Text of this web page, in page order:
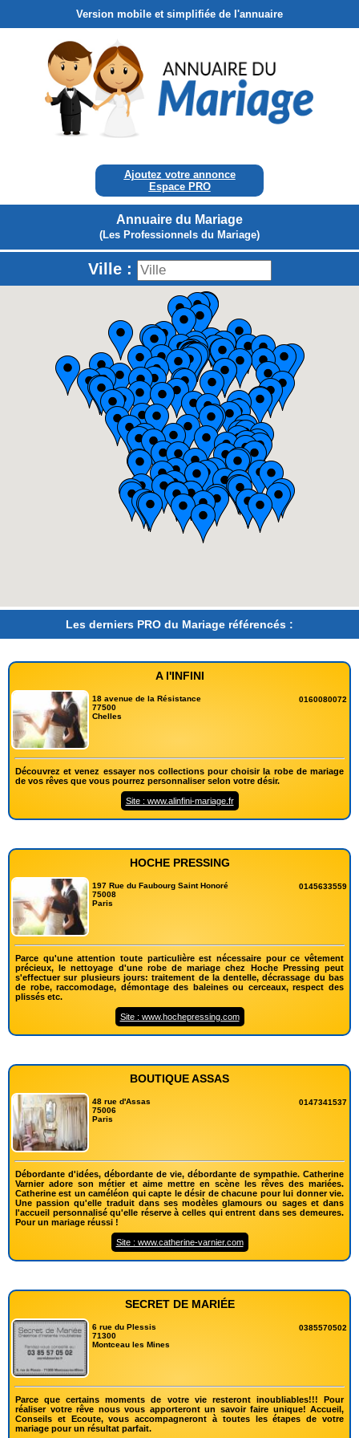
Version mobile et simplifiée de l'annuaire
Ajoutez votre annonce
Espace PRO
Annuaire du Mariage
(Les Professionnels du Mariage)
Ville :
Les derniers PRO du Mariage référencés :
A l'INFINI
18 avenue de la Résistance
77500
Chelles
0160080072
Découvrez et venez essayer nos collections pour choisir la robe de mariage
de vos rêves que vous pourrez personnaliser selon votre désir.
Site : www.alinfini-mariage.fr
HOCHE PRESSING
197 Rue du Faubourg Saint Honoré
75008
Paris
0145633559
Parce qu'une attention toute particulière est nécessaire pour ce vêtement
précieux, le nettoyage d'une robe de mariage chez Hoche Pressing peut
s'effectuer sur plusieurs jours: traitement de la dentelle, décrassage du bas
de robe, raccomodage, démontage des baleines ou cerceaux, respect des
plissés etc.
Site : www.hochepressing.com
BOUTIQUE ASSAS
48 rue d'Assas
75006
Paris
0147341537
Débordante d'idées, débordante de vie, débordante de sympathie. Catherine
Varnier adore son métier et aime mettre en scène les rêves des mariées.
Catherine est un caméléon qui capte le désir de chacune pour lui donner vie.
Une passion qu'elle traduit dans ses modèles glamours ou sages et dans
l'accueil personnalisé qu'elle réserve à celles qui entrent dans ses demeures.
Pour un mariage réussi !
Site : www.catherine-varnier.com
SECRET DE MARIÉE
6 rue du Plessis
71300
Montceau les Mines
0385570502
Parce que certains moments de votre vie resteront inoubliables!!! Pour
réaliser votre rêve nous vous apporteront un savoir faire unique! Accueil,
Conseils et Ecoute, vous accompagneront à toutes les étapes de votre
mariage pour un résultat parfait.